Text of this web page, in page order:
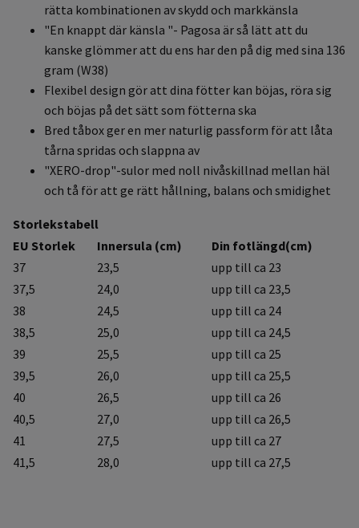
rätta kombinationen av skydd och markkänsla
"En knappt där känsla "- Pagosa är så lätt att du
kanske glömmer att du ens har den på dig med sina 136
gram (W38)
Flexibel design gör att dina fötter kan böjas, röra sig
och böjas på det sätt som fötterna ska
Bred tåbox ger en mer naturlig passform för att låta
tårna spridas och slappna av
"XERO-drop"-sulor med noll nivåskillnad mellan häl
och tå för att ge rätt hållning, balans och smidighet
Storlekstabell
EU Storlek
Innersula (cm)
Din fotlängd(cm)
37
23,5
upp till ca 23
37,5
24,0
upp till ca 23,5
38
24,5
upp till ca 24
38,5
25,0
upp till ca 24,5
39
25,5
upp till ca 25
39,5
26,0
upp till ca 25,5
40
26,5
upp till ca 26
40,5
27,0
upp till ca 26,5
41
27,5
upp till ca 27
41,5
28,0 upp till ca 27,5